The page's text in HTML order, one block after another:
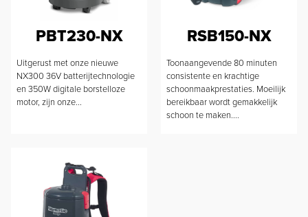
PBT230-NX
Uitgerust met onze nieuwe
NX300 36V batterijtechnologie
en 350W digitale borstelloze
motor, zijn onze...
RSB150-NX
Toonaangevende 80 minuten
consistente en krachtige
schoonmaakprestaties. Moeilijk
bereikbaar wordt gemakkelijk
schoon te maken....